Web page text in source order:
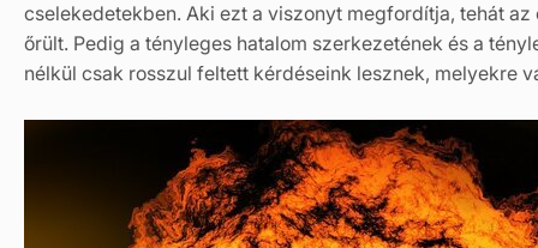
cselekedetekben. Aki ezt a viszonyt megfordítja, tehát
őrült. Pedig a tényleges hatalom szerkezetének és a
nélkül csak rosszul feltett kérdéseink lesznek, melyekre